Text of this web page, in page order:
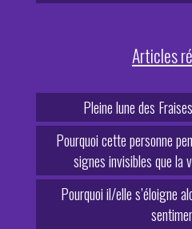
Articles
Pleine lune des
Pourquoi cette personne
signes invisibles que la
Pourquoi il/elle s’éloigne